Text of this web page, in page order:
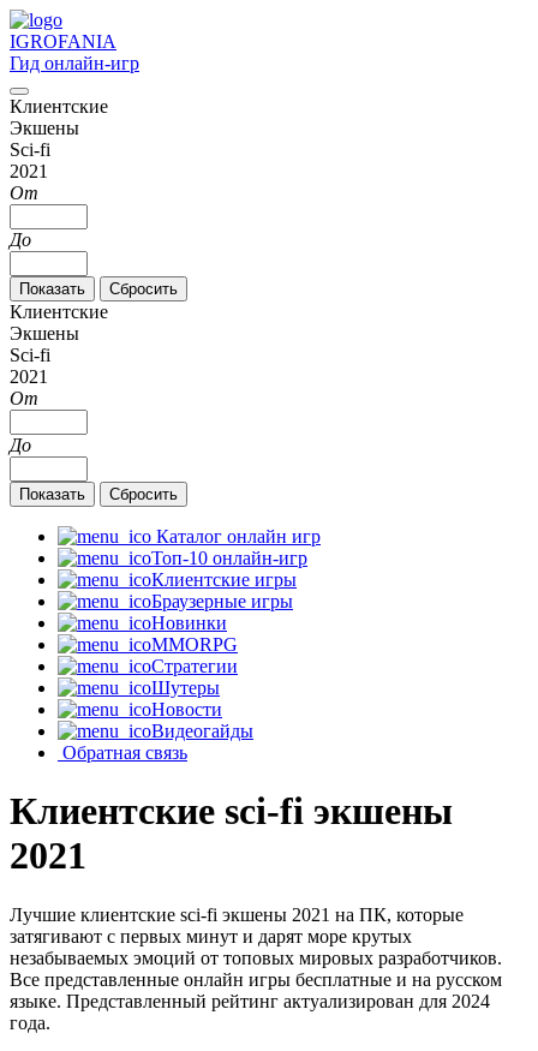
IGROFANIA
Гид онлайн-игр
Клиентские
Экшены
Sci-fi
2021
От
До
Клиентские
Экшены
Sci-fi
2021
От
До
Каталог онлайн игр
Топ-10 онлайн-игр
Клиентские игры
Браузерные игры
Новинки
MMORPG
Стратегии
Шутеры
Новости
Видеогайды
Обратная связь
Клиентские sci-fi экшены
2021
Лучшие клиентские sci-fi экшены 2021 на ПК, которые
затягивают с первых минут и дарят море крутых
незабываемых эмоций от топовых мировых разработчиков.
Все представленные онлайн игры бесплатные и на русском
языке. Представленный рейтинг актуализирован для 2024
года.